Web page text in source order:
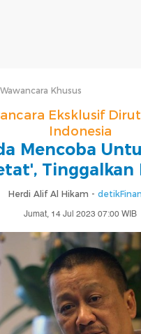
Wawancara Khusus
Eksklusif
Indonesia
Mencoba
Tinggalkan
Herdi Alif Al Hikam -
Jumat, 14 Jul 2023 07:00 WIB